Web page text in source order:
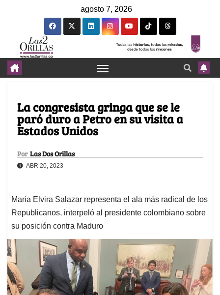
agosto 7, 2026
La congresista gringa que se le
paró duro a Petro en su visita a
Estados Unidos
Por Las Dos Orillas
ABR 20, 2023
María Elvira Salazar representa el ala más radical de los
Republicanos, interpeló al presidente colombiano sobre
su posición contra Maduro